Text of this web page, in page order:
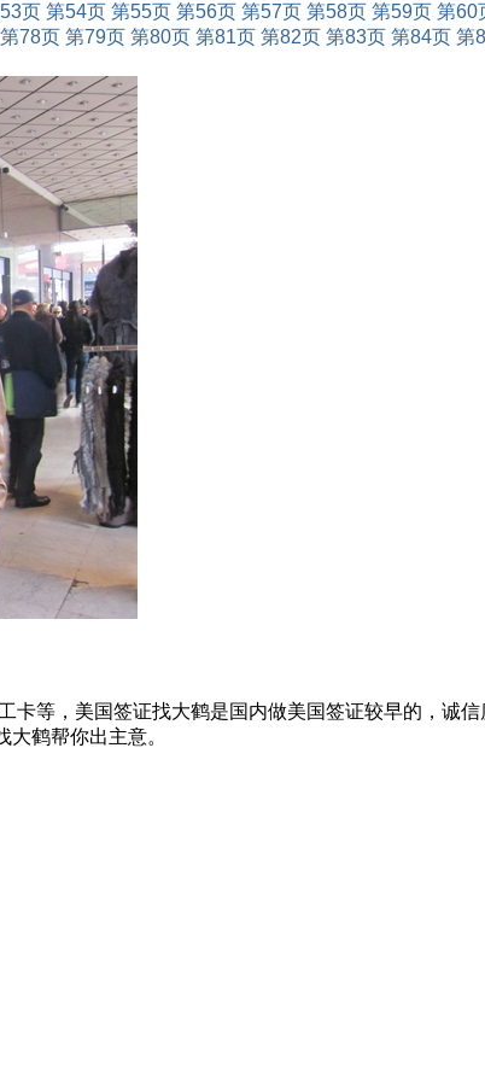
页 第54页 第55页 第56页 第57页 第58页 第59页 第60
第78页 第79页 第80页 第81页 第82页 第83页 第84页 第
等，美国签证找大鹤是国内做美国签证较早的，诚
鹤帮你出主意。